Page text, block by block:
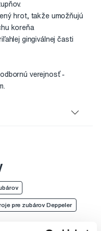
hrot, takže umožňujú
koreňa
gingiválnej časti
verejnosť -
pre zubárov Deppeler